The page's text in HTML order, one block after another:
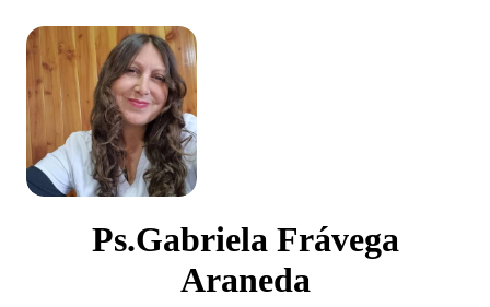
Ps.Gabriela Frávega
Araneda